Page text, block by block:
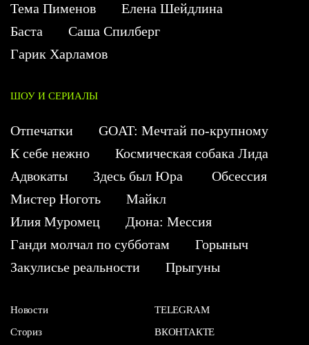
Тема Пименов
Елена Шейдлина
Баста
Саша Спилберг
Гарик Харламов
ШОУ И СЕРИАЛЫ
Отпечатки
GOAT: Мечтай по-крупному
К себе нежно
Космическая собака Лида
Адвокаты
Здесь был Юра
Обсессия
Мистер Ноготь
Майкл
Илия Муромец
Дюна: Мессия
Ганди молчал по субботам
Горыныч
Закулисье реальности
Прыгуны
Новости
Сториз
TELEGRAM
ВКОНТАКТЕ